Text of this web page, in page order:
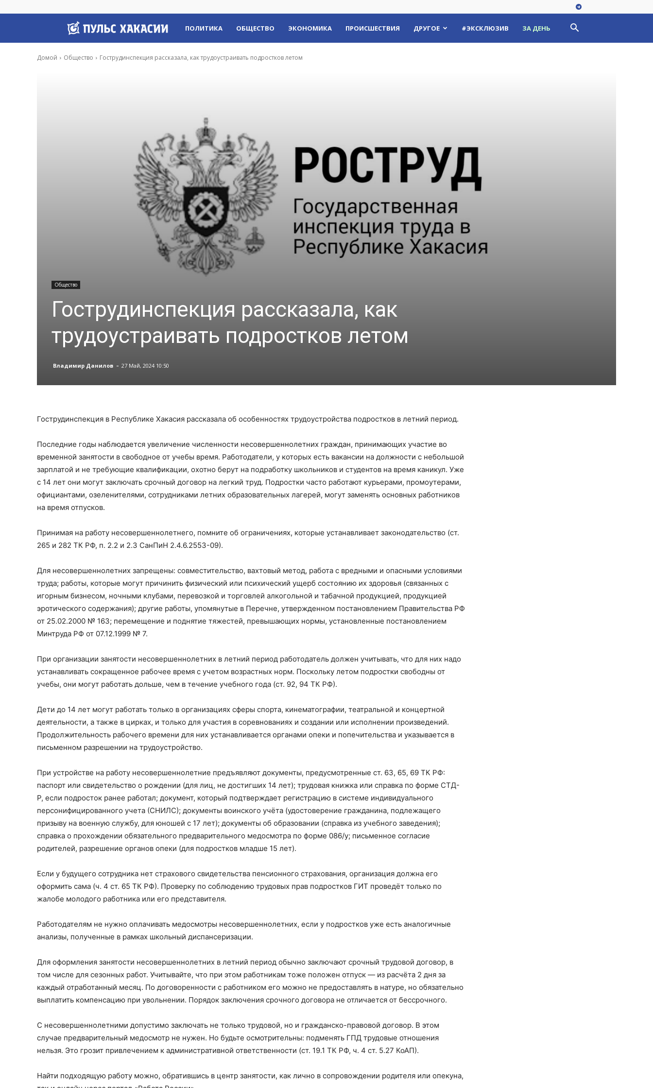
Пульс
Хакасии
ПОЛИТИКА ОБЩЕСТВО ЭКОНОМИКА ПРОИСШЕСТВИЯ ДРУГОЕ #ЭКСКЛЮЗИВ ЗА ДЕНЬ
Домой Общество Гострудинспекция рассказала, как трудоустраивать подростков летом
Общество
Гострудинспекция рассказала, как
трудоустраивать подростков летом
Владимир Данилов - 27 Май, 2024 10:50
Гострудинспекция в Республике Хакасия рассказала об особенностях трудоустройства подростков в летний период.
Последние годы наблюдается увеличение численности несовершеннолетних граждан, принимающих участие во
временной занятости в свободное от учебы время. Работодатели, у которых есть вакансии на должности с небольшой
зарплатой и не требующие квалификации, охотно берут на подработку школьников и студентов на время каникул. Уже
с 14 лет они могут заключать срочный договор на легкий труд. Подростки часто работают курьерами, промоутерами,
официантами, озеленителями, сотрудниками летних образовательных лагерей, могут заменять основных работников
на время отпусков.
Принимая на работу несовершеннолетнего, помните об ограничениях, которые устанавливает законодательство (ст.
265 и 282 ТК РФ, п. 2.2 и 2.3 СанПиН 2.4.6.2553-09).
Для несовершеннолетних запрещены: совместительство, вахтовый метод, работа с вредными и опасными условиями
труда; работы, которые могут причинить физический или психический ущерб состоянию их здоровья (связанных с
игорным бизнесом, ночными клубами, перевозкой и торговлей алкогольной и табачной продукцией, продукцией
эротического содержания); другие работы, упомянутые в Перечне, утвержденном постановлением Правительства РФ
от 25.02.2000 № 163; перемещение и поднятие тяжестей, превышающих нормы, установленные постановлением
Минтруда РФ от 07.12.1999 № 7.
При организации занятости несовершеннолетних в летний период работодатель должен учитывать, что для них надо
устанавливать сокращенное рабочее время с учетом возрастных норм. Поскольку летом подростки свободны от
учебы, они могут работать дольше, чем в течение учебного года (ст. 92, 94 ТК РФ).
Дети до 14 лет могут работать только в организациях сферы спорта, кинематографии, театральной и концертной
деятельности, а также в цирках, и только для участия в соревнованиях и создании или исполнении произведений.
Продолжительность рабочего времени для них устанавливается органами опеки и попечительства и указывается в
письменном разрешении на трудоустройство.
При устройстве на работу несовершеннолетние предъявляют документы, предусмотренные ст. 63, 65, 69 ТК РФ:
паспорт или свидетельство о рождении (для лиц, не достигших 14 лет); трудовая книжка или справка по форме СТД-
Р, если подросток ранее работал; документ, который подтверждает регистрацию в системе индивидуального
персонифицированного учета (СНИЛС); документы воинского учёта (удостоверение гражданина, подлежащего
призыву на военную службу, для юношей с 17 лет); документы об образовании (справка из учебного заведения);
справка о прохождении обязательного предварительного медосмотра по форме 086/у; письменное согласие
родителей, разрешение органов опеки (для подростков младше 15 лет).
Если у будущего сотрудника нет страхового свидетельства пенсионного страхования, организация должна его
оформить сама (ч. 4 ст. 65 ТК РФ). Проверку по соблюдению трудовых прав подростков ГИТ проведёт только по
жалобе молодого работника или его представителя.
Работодателям не нужно оплачивать медосмотры несовершеннолетних, если у подростков уже есть аналогичные
анализы, полученные в рамках школьный диспансеризации.
Для оформления занятости несовершеннолетних в летний период обычно заключают срочный трудовой договор, в
том числе для сезонных работ. Учитывайте, что при этом работникам тоже положен отпуск — из расчёта 2 дня за
каждый отработанный месяц. По договоренности с работником его можно не предоставлять в натуре, но обязательно
выплатить компенсацию при увольнении. Порядок заключения срочного договора не отличается от бессрочного.
С несовершеннолетними допустимо заключать не только трудовой, но и гражданско-правовой договор. В этом
случае предварительный медосмотр не нужен. Но будьте осмотрительны: подменять ГПД трудовые отношения
нельзя. Это грозит привлечением к административной ответственности (ст. 19.1 ТК РФ, ч. 4 ст. 5.27 КоАП).
Найти подходящую работу можно, обратившись в центр занятости, как лично в сопровождении родителя или опекуна,